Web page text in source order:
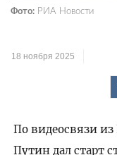
Фото: РИА Новости
18 ноября 2025
По видеосвязи
Путин дал старт